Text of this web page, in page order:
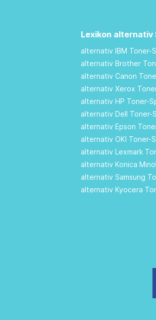
Lexikon alternativ
alternativ IBM Toner-
alternativ Brother
alternativ Canon
alternativ Xerox
alternativ HP Toner-
alternativ Dell Toner-
alternativ Epson
alternativ OKI Toner-
alternativ Lexmark
alternativ Konica
alternativ Samsung
alternativ Kyocera